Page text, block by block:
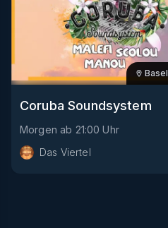
Basel
Coruba Soundsystem
Morgen ab 21:00 Uhr
Das Viertel